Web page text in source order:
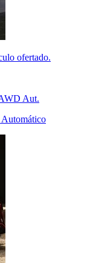
ofertado.
Aut.
Automático